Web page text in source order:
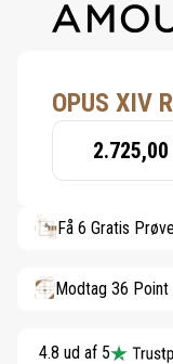
OPUS XIV
2.725,00
Få 6 Gratis
Modtag 36 Point
4.8 ud af 5